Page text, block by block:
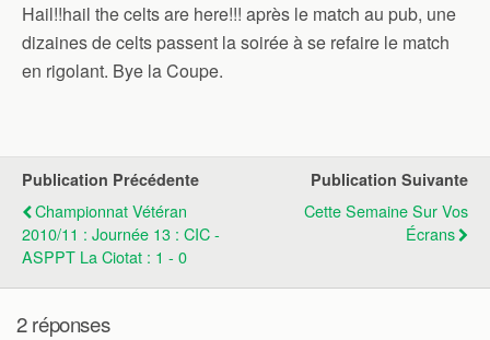
Hail!!hail the celts are here!!! après le match au pub, une
dizaines de celts passent la soirée à se refaire le match
en rigolant. Bye la Coupe.
Publication Précédente
Championnat Vétéran
2010/11 : Journée 13 : CIC -
ASPPT La Ciotat : 1 - 0
Publication Suivante
Cette Semaine Sur Vos
Écrans
2 réponses